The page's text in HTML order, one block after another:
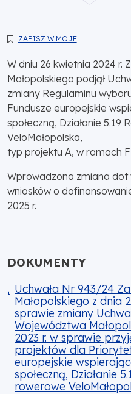
ZAPISZ W MOJE
W dniu 26 kwietnia 2024 r.
Małopolskiego podjął
zmiany Regulaminu
Fundusze europejskie
społeczną, Działanie 5.19
VeloMałopolska,
typ projektu A, w ramach
Wprowadzona zmiana dot
wniosków o
2025 r.
DOKUMENTY
Uchwała Nr 943/24
Małopolskiego z dnia
sprawie zmiany
Województwa
2023 r. w sprawie
projektów dla
europejskie
społeczną, Działanie
rowerowe